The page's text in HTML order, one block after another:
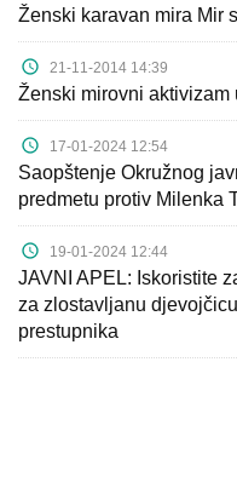
Ženski karavan mira Mir
21-11-2014 14:39
Ženski mirovni aktivizam
17-01-2024 12:54
Saopštenje Okružnog
predmetu protiv Milenka
19-01-2024 12:44
JAVNI APEL: Iskoristite
za zlostavljanu
prestupnika